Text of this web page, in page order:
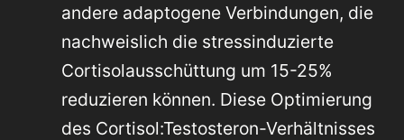
andere adaptogene Verbindungen, die
nachweislich die stressinduzierte
Cortisolausschüttung um 15-25%
reduzieren können. Diese Optimierung
des Cortisol:Testosteron-Verhältnisses